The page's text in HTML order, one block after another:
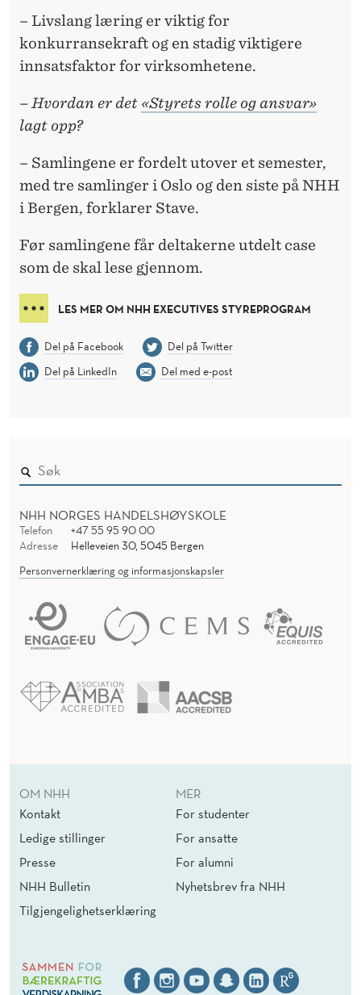
– Livslang læring er viktig for
konkurransekraft og en stadig viktigere
innsatsfaktor for virksomhetene.
– Hvordan er det «Styrets rolle og ansvar»
lagt opp?
– Samlingene er fordelt utover et semester,
med tre samlinger i Oslo og den siste på NHH
i Bergen, forklarer Stave.
Før samlingene får deltakerne utdelt case
som de skal lese gjennom.
LES MER OM NHH EXECUTIVES STYREPROGRAM
Del på Facebook
Del på Twitter
Del på LinkedIn
Del med e-post
NHH NORGES HANDELSHØYSKOLE
Telefon
+47 55 95 90 00
Adresse
Helleveien 30, 5045 Bergen
Personvernerklæring og informasjonskapsler
OM NHH
Kontakt
Ledige stillinger
Presse
NHH Bulletin
Tilgjengelighetserklæring
MER
For studenter
For ansatte
For alumni
Nyhetsbrev fra NHH